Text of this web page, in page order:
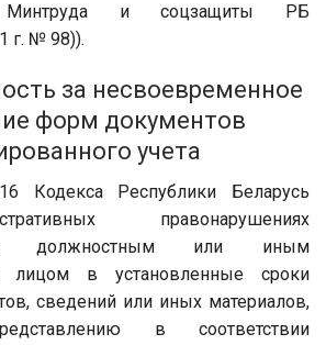
Минтруда и соцзащиты РБ
г. № 98)).
за несвоевременное
форм документов
учета
Кодекса Республики Беларусь
правонарушениях
должностным или иным
лицом в установленные сроки
сведений или иных материалов,
в соответствии